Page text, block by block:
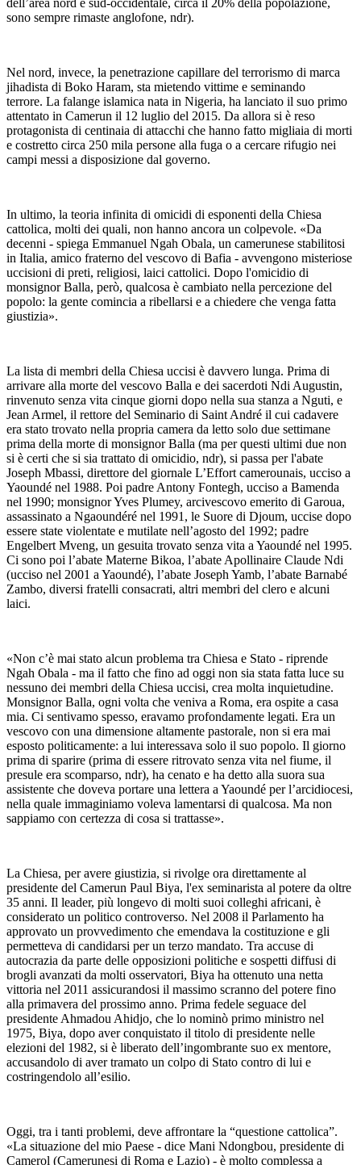
sono sempre rimaste anglofone, ndr).
Nel nord, invece, la penetrazione capillare del terrorismo di marca
jihadista di Boko Haram, sta mietendo vittime e seminando
terrore. La falange islamica nata in Nigeria, ha lanciato il suo primo
attentato in Camerun il 12 luglio del 2015. Da allora si è reso
protagonista di centinaia di attacchi che hanno fatto migliaia di morti
e costretto circa 250 mila persone alla fuga o a cercare rifugio nei
campi messi a disposizione dal governo.
In ultimo, la teoria infinita di omicidi di esponenti della Chiesa
cattolica, molti dei quali, non hanno ancora un colpevole. «Da
decenni - spiega Emmanuel Ngah Obala, un camerunese stabilitosi
in Italia, amico fraterno del vescovo di Bafia - avvengono misteriose
uccisioni di preti, religiosi, laici cattolici. Dopo l'omicidio di
monsignor Balla, però, qualcosa è cambiato nella percezione del
popolo: la gente comincia a ribellarsi e a chiedere che venga fatta
giustizia».
La lista di membri della Chiesa uccisi è davvero lunga. Prima di
arrivare alla morte del vescovo Balla e dei sacerdoti Ndi Augustin,
rinvenuto senza vita cinque giorni dopo nella sua stanza a Nguti, e
Jean Armel, il rettore del Seminario di Saint André il cui cadavere
era stato trovato nella propria camera da letto solo due settimane
prima della morte di monsignor Balla (ma per questi ultimi due non
si è certi che si sia trattato di omicidio, ndr), si passa per l'abate
Joseph Mbassi, direttore del giornale L’Effort camerounais, ucciso a
Yaoundé nel 1988. Poi padre Antony Fontegh, ucciso a Bamenda
nel 1990; monsignor Yves Plumey, arcivescovo emerito di Garoua,
assassinato a Ngaoundéré nel 1991, le Suore di Djoum, uccise dopo
essere state violentate e mutilate nell’agosto del 1992; padre
Engelbert Mveng, un gesuita trovato senza vita a Yaoundé nel 1995.
Ci sono poi l’abate Materne Bikoa, l’abate Apollinaire Claude Ndi
(ucciso nel 2001 a Yaoundé), l’abate Joseph Yamb, l’abate Barnabé
Zambo, diversi fratelli consacrati, altri membri del clero e alcuni
laici.
«Non c’è mai stato alcun problema tra Chiesa e Stato - riprende
Ngah Obala - ma il fatto che fino ad oggi non sia stata fatta luce su
nessuno dei membri della Chiesa uccisi, crea molta inquietudine.
Monsignor Balla, ogni volta che veniva a Roma, era ospite a casa
mia. Ci sentivamo spesso, eravamo profondamente legati. Era un
vescovo con una dimensione altamente pastorale, non si era mai
esposto politicamente: a lui interessava solo il suo popolo. Il giorno
prima di sparire (prima di essere ritrovato senza vita nel fiume, il
presule era scomparso, ndr), ha cenato e ha detto alla suora sua
assistente che doveva portare una lettera a Yaoundé per l’arcidiocesi,
nella quale immaginiamo voleva lamentarsi di qualcosa. Ma non
sappiamo con certezza di cosa si trattasse».
La Chiesa, per avere giustizia, si rivolge ora direttamente al
presidente del Camerun Paul Biya, l'ex seminarista al potere da oltre
35 anni. Il leader, più longevo di molti suoi colleghi africani, è
considerato un politico controverso. Nel 2008 il Parlamento ha
approvato un provvedimento che emendava la costituzione e gli
permetteva di candidarsi per un terzo mandato. Tra accuse di
autocrazia da parte delle opposizioni politiche e sospetti diffusi di
brogli avanzati da molti osservatori, Biya ha ottenuto una netta
vittoria nel 2011 assicurandosi il massimo scranno del potere fino
alla primavera del prossimo anno. Prima fedele seguace del
presidente Ahmadou Ahidjo, che lo nominò primo ministro nel
1975, Biya, dopo aver conquistato il titolo di presidente nelle
elezioni del 1982, si è liberato dell’ingombrante suo ex mentore,
accusandolo di aver tramato un colpo di Stato contro di lui e
costringendolo all’esilio.
Oggi, tra i tanti problemi, deve affrontare la “questione cattolica”.
«La situazione del mio Paese - dice Mani Ndongbou, presidente di
Camerol (Camerunesi di Roma e Lazio) - è molto complessa a